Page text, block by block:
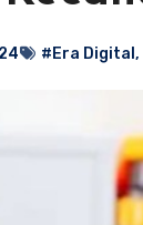
#Era Digital ,